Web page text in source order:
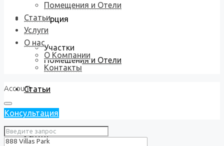
Коммерция
Участки
Помещения и Отели
Статьи
Услуги
Помещения и Отели
Статьи
Услуги
О нас
О Компании
Контакты
Account
Консультация